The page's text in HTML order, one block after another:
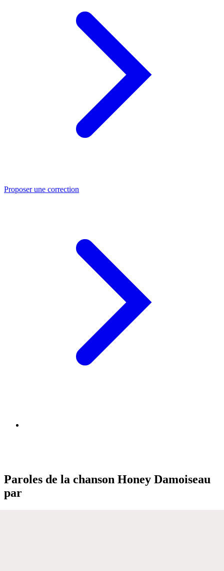
Proposer une correction
Paroles de la chanson Honey Damoiseau
par